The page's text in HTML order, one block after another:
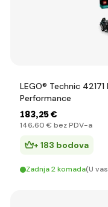
LEGO® Technic
Performance
183,25 €
146,60 € bez PDV-a
+ 183 bodova
Zadnja 2 komada(U